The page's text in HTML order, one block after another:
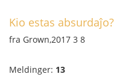
Kio estas absurdaĵo?
fra Grown,2017 3 8
Meldinger: 13